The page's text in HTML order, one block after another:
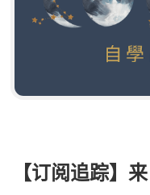
【订阅追踪】